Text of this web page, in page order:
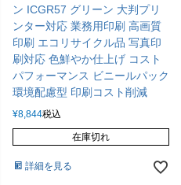
ン ICGR57 グリーン 大判プリ
ンター対応 業務用印刷 高画質
印刷 エコリサイクル品 写真印
刷対応 色鮮やか仕上げ コスト
パフォーマンス ビニールパック
環境配慮型 印刷コスト削減
¥8,844税込
在庫切れ
詳細を見る